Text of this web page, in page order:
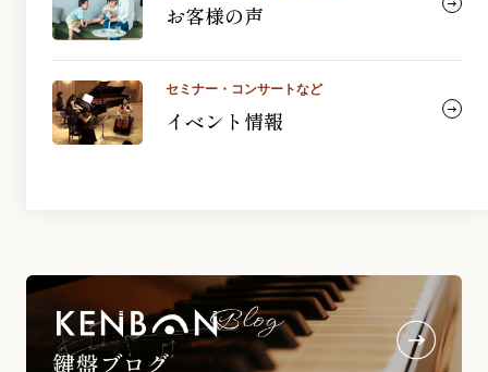
お客様の声
セミナー・コンサートなど
イベント情報